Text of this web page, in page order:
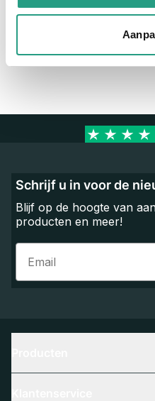
We zijn beschikbaar van ma
Neem
Schrijf u in voor de
Blijf op de hoogte van
producten en meer!
Email